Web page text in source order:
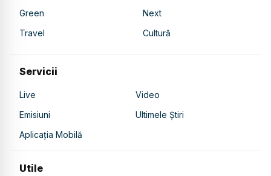
Green
Next
Travel
Cultură
Servicii
Live
Video
Emisiuni
Ultimele Știri
Aplicația Mobilă
Utile